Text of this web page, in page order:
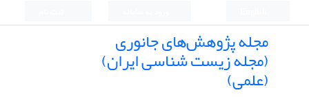
مجله پژوهش‌های جانوری
(مجله زیست شناسی ایران)
(علمی)